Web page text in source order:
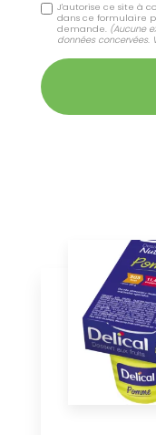
J'autorise ce site à
dans ce formulaire
demande. (Aucune
données concervées.